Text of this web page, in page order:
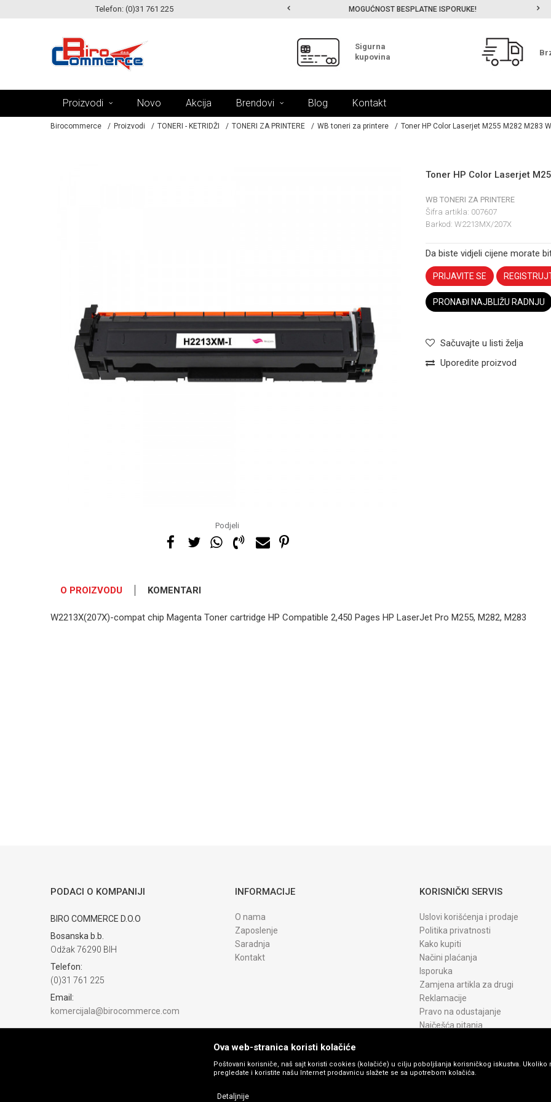
Telefon: (0)31 761 225
MOGUĆNOST ISPORUKE ZA 24H! MOGUĆNOST BESPLATNE ISPORUKE!
Sigurna
kupovina
Proizvodi Novo Akcija Brendovi Blog Kontakt
Birocommerce Proizvodi TONERI - KETRIDŽI TONERI ZA PRINTERE WB toneri za printere Toner HP Color Laserjet M255 M282 M283
Podjeli
Toner HP Color Laserjet
WB TONERI ZA PRINTERE
Šifra artikla: 007607
Barkod: W2213MX/207X
Da biste vidjeli cijene morate
PRIJAVITE SE
PRONAĐI NAJBLIŽU RADNJU
Sačuvajte u listi želja
Uporedite proizvod
O PROIZVODU KOMENTARI
W2213X(207X)-compat chip Magenta Toner cartridge HP Compatible 2,450 Pages HP LaserJet Pro M255, M282, M283
WB TONERI ZA PRINTERE
PODACI O KOMPANIJI
BIRO COMMERCE D.O.O
Bosanska b.b.
Odžak 76290 BIH
Telefon:
(0)31 761 225
Email:
komercijala@birocommerce.com
INFORMACIJE
O nama
Zaposlenje
Saradnja
Kontakt
KORISNIČKI SERVIS
Uslovi korišćenja i prodaje
Politika privatnosti
Kako kupiti
Načini plaćanja
Isporuka
Zamjena artikla za drugi
Reklamacije
Pravo na odustajanje
Najčešća pitanja
Ova web-stranica koristi kolačiće
Poštovani korisniče, naš sajt koristi cookies (kolačiće) u cilju poboljšanja korisničkog iskustva. Ukoliko
pregledate i koristite našu Internet prodavnicu slažete se sa upotrebom kolačića.
Detaljnije